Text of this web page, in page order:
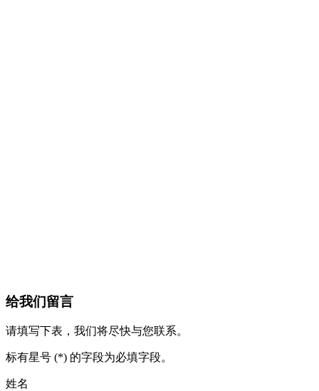
给我们留言
请填写下表，我们将尽快与您联系。
标有星号 (*) 的字段为必填字段。
姓名